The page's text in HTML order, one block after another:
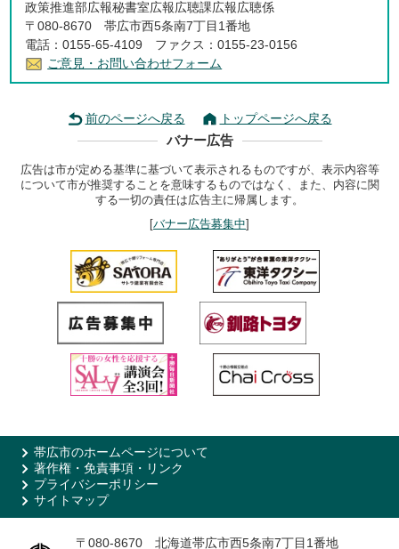
政策推進部広報秘書室広報広聴課広報広聴係
〒080-8670 帯広市西5条南7丁目1番地
電話：0155-65-4109 ファクス：0155-23-0156
ご意見・お問い合わせフォーム
前のページへ戻る トップページへ戻る
バナー広告
広告は市が定める基準に基づいて表示されるものですが、表示内容等
について市が推奨することを意味するものではなく、また、内容に関
する一切の責任は広告主に帰属します。
[バナー広告募集中]
帯広市のホームページについて
著作権・免責事項・リンク
プライバシーポリシー
サイトマップ
〒080-8670 北海道帯広市西5条南7丁目1番地